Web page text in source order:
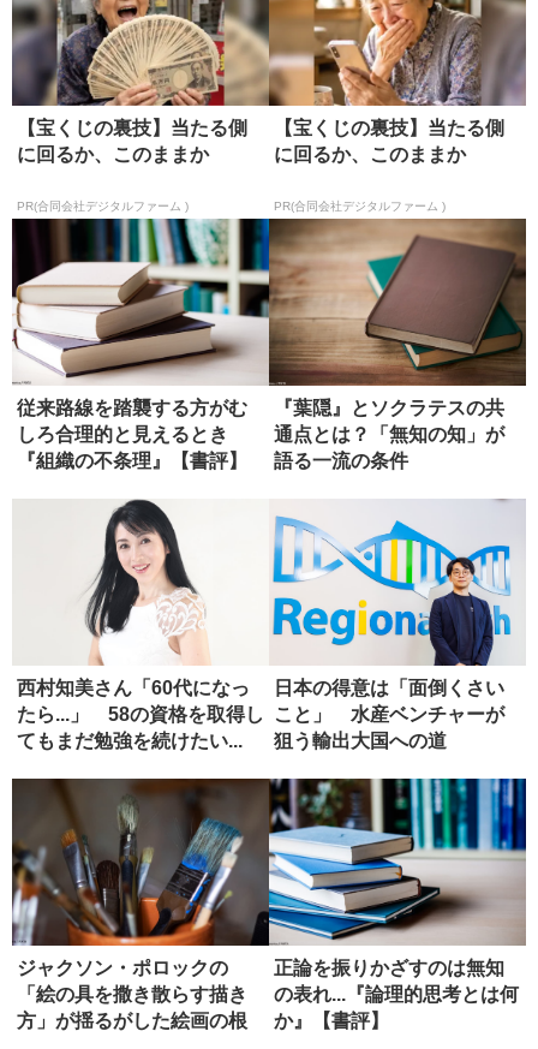
【宝くじの裏技】当たる側
に回るか、このままか
PR(合同会社デジタルファーム )
【宝くじの裏技】当たる側
に回るか、このままか
PR(合同会社デジタルファーム )
従来路線を踏襲する方がむ
しろ合理的と見えるとき
『組織の不条理』【書評】
『葉隠』とソクラテスの共
通点とは？「無知の知」が
語る一流の条件
西村知美さん「60代になっ
たら...」 58の資格を取得し
てもまだ勉強を続けたい...
日本の得意は「面倒くさい
こと」 水産ベンチャーが
狙う輸出大国への道
ジャクソン・ポロックの
「絵の具を撒き散らす描き
方」が揺るがした絵画の根
正論を振りかざすのは無知
の表れ...『論理的思考とは何
か』【書評】